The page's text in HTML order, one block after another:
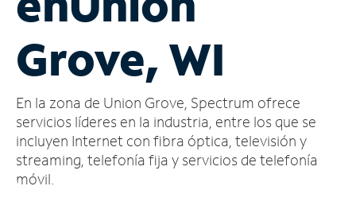
cuenta
Encuentra
tienda
Grove, WI
En la zona de Union Grove, Spectrum ofrece
servicios líderes en la industria, entre los que se
incluyen Internet con fibra óptica, televisión y
streaming, telefonía fija y servicios de telefonía
móvil.